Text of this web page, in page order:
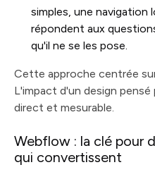
simples, une navigation
répondent aux
qu'il ne se les pose.
Cette approche centrée
L'impact d'un design
direct et mesurable.
Webflow : la clé pour
qui convertissent